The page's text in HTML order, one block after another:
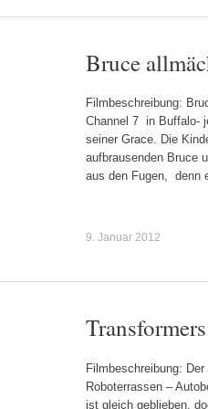
Bruce
Filmbeschreibung:
Channel 7 in Buffalo-
seiner Grace. Die
aufbrausenden Bruce
aus den Fugen, denn
9. Januar 2012
Filmbeschreibung:
Roboterrassen –
ist gleich geblieben,